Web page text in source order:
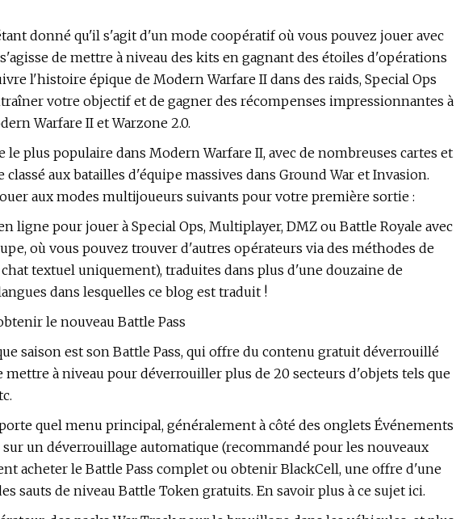
donné qu'il s'agit d'un mode coopératif où vous pouvez jouer avec
de mettre à niveau des kits en gagnant des étoiles d'opérations
l'histoire épique de Modern Warfare II dans des raids, Special Ops
votre objectif et de gagner des récompenses impressionnantes à
Warfare II et Warzone 2.0.
plus populaire dans Modern Warfare II, avec de nombreuses cartes et
aux batailles d'équipe massives dans Ground War et Invasion.
aux modes multijoueurs suivants pour votre première sortie :
ligne pour jouer à Special Ops, Multiplayer, DMZ ou Battle Royale avec
où vous pouvez trouver d'autres opérateurs via des méthodes de
textuel uniquement), traduites dans plus d'une douzaine de
dans lesquelles ce blog est traduit !
le nouveau Battle Pass
saison est son Battle Pass, qui offre du contenu gratuit déverrouillé
à niveau pour déverrouiller plus de 20 secteurs d'objets tels que
quel menu principal, généralement à côté des onglets Événements
un déverrouillage automatique (recommandé pour les nouveaux
acheter le Battle Pass complet ou obtenir BlackCell, une offre d'une
sauts de niveau Battle Token gratuits. En savoir plus à ce sujet ici.